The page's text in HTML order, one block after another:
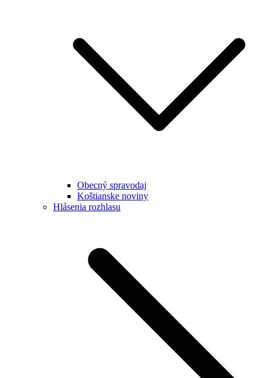
Obecný spravodaj
Koštianske noviny
Hlásenia rozhlasu